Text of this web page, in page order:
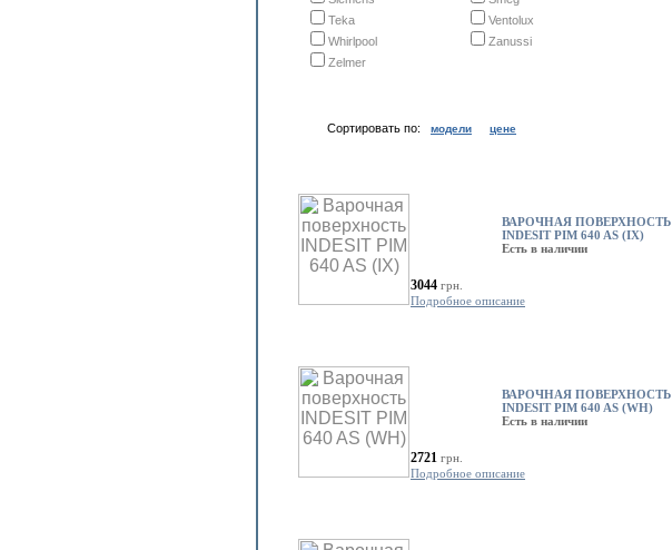
Teka
Ventolux
Whirlpool
Zanussi
Zelmer
Сортировать по: модели цене
ВАРОЧНАЯ ПОВЕРХНОСТЬ
INDESIT PIM 640 AS (IX)
Есть в наличии
3044 грн.
Подробное описание
ВАРОЧНАЯ ПОВЕРХНОСТЬ
INDESIT PIM 640 AS (WH)
Есть в наличии
2721 грн.
Подробное описание